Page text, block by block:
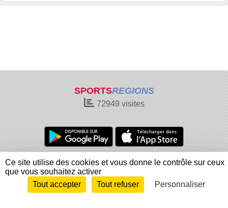
SPORTSREGIONS
72949 visites
Charte cookies
Gestion des cookies
Informations légales
Signaler un contenu inapproprié
Envie de participer ?
Connexion
Ce site utilise des cookies et vous donne le contrôle sur ceux
que vous souhaitez activer
Tout accepter
Tout refuser Personnaliser